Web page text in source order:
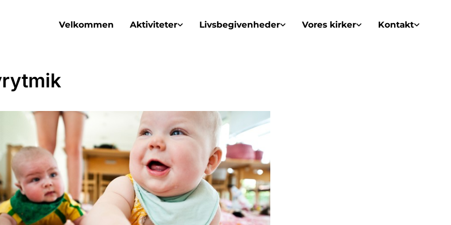
Velkommen Aktiviteter Livsbegivenheder Vores kirker Kontakt